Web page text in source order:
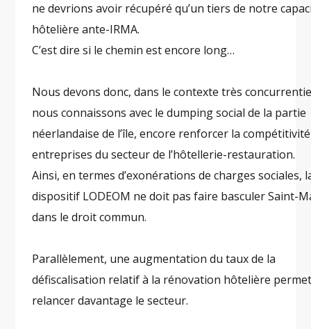
ne devrions avoir récupéré qu’un tiers de notre
hôtelière ante-IRMA.
C’est dire si le chemin est encore long…
Nous devons donc, dans le contexte très
nous connaissons avec le dumping social de la partie
néerlandaise de l’île, encore renforcer la
entreprises du secteur de l’hôtellerie-restauration.
Ainsi, en termes d’exonérations de charges sociales,
dispositif LODEOM ne doit pas faire basculer Saint-
dans le droit commun.
Parallèlement, une augmentation du taux de la
défiscalisation relatif à la rénovation hôtelière
relancer davantage le secteur.